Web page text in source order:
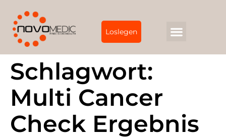
Loslegen
Schlagwort:
Multi Cancer
Check Ergebnis